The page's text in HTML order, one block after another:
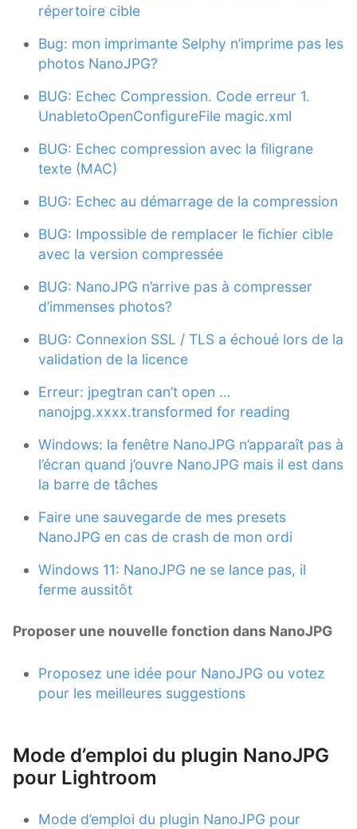
répertoire cible
Bug: mon imprimante Selphy n’imprime pas les
photos NanoJPG?
BUG: Echec Compression. Code erreur 1.
UnabletoOpenConfigureFile magic.xml
BUG: Echec compression avec la filigrane
texte (MAC)
BUG: Echec au démarrage de la compression
BUG: Impossible de remplacer le fichier cible
avec la version compressée
BUG: NanoJPG n’arrive pas à compresser
d’immenses photos?
BUG: Connexion SSL / TLS a échoué lors de la
validation de la licence
Erreur: jpegtran can’t open …
nanojpg.xxxx.transformed for reading
Windows: la fenêtre NanoJPG n’apparaît pas à
l’écran quand j’ouvre NanoJPG mais il est dans
la barre de tâches
Faire une sauvegarde de mes presets
NanoJPG en cas de crash de mon ordi
Windows 11: NanoJPG ne se lance pas, il
ferme aussitôt
Proposer une nouvelle fonction dans NanoJPG
Proposez une idée pour NanoJPG ou votez
pour les meilleures suggestions
Mode d’emploi du plugin NanoJPG
pour Lightroom
Mode d’emploi du plugin NanoJPG pour